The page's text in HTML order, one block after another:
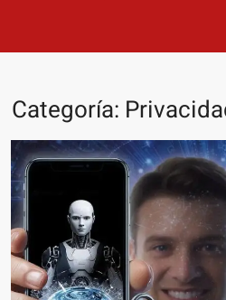
Categoría: